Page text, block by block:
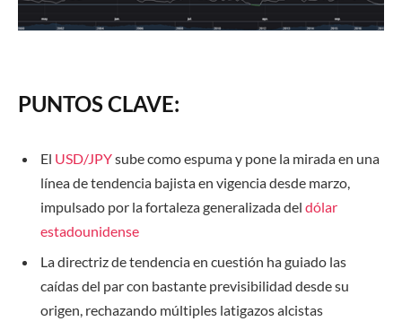
PUNTOS CLAVE:
El USD/JPYsube como espuma y pone la mirada en una
línea de tendencia bajista en vigencia desde marzo,
impulsado por la fortaleza generalizada del dólar
estadounidense
La directriz de tendencia en cuestión ha guiado las
caídas del par con bastante previsibilidad desde su
origen, rechazando múltiples latigazos alcistas